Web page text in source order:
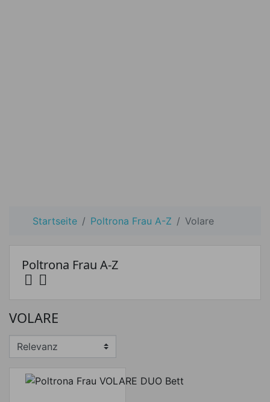
Startseite Poltrona Frau A-Z Volare
Preis von
Poltrona Frau A-Z
 
VOLARE